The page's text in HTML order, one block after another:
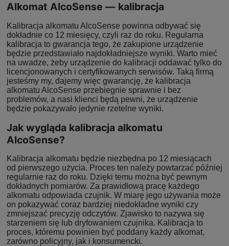
Alkomat AlcoSense — kalibracja
Kalibracja alkomatu AlcoSense powinna odbywać się
dokładnie co 12 miesięcy, czyli raz do roku. Regularna
kalibracja to gwarancja tego, że zakupione urządzenie
będzie przedstawiało najdokładniejsze wyniki. Warto mieć
na uwadze, żeby urządzenie do kalibracji oddawać tylko do
licencjonowanych i certyfikowanych serwisów. Taką firmą
jesteśmy my, dajemy więc gwarancję, że kalibracja
alkomatu AlcoSense przebiegnie sprawnie i bez
problemów, a nasi klienci będą pewni, że urządzenie
będzie pokazywało jedynie rzetelne wyniki.
Jak wygląda kalibracja alkomatu
AlcoSense?
Kalibracja alkomatu będzie niezbędna po 12 miesiącach
od pierwszego użycia. Proces ten należy powtarzać później
regularnie raz do roku. Dzięki temu można być pewnym
dokładnych pomiarów. Za prawidłową pracę każdego
alkomatu odpowiada czujnik. W miarę jego używania może
on pokazywać coraz bardziej niedokładne wyniki czy
zmniejszać precyzję odczytów. Zjawisko to nazywa się
starzeniem się lub dryfowaniem czujnika. Kalibracja to
proces, któremu powinien być poddany każdy alkomat,
zarówno policyjny, jak i konsumencki.